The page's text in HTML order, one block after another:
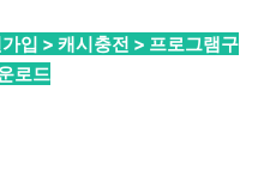
입 > 캐시충전 > 프로그램구
로드